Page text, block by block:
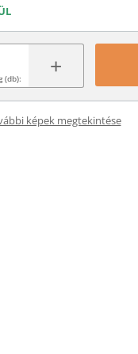
+
(db):
képek megtekintése